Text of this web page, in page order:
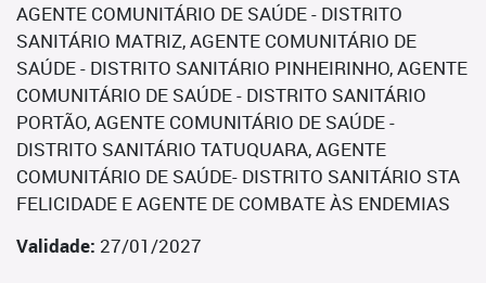
AGENTE COMUNITÁRIO DE SAÚDE - DISTRITO
SANITÁRIO MATRIZ, AGENTE COMUNITÁRIO DE
SAÚDE - DISTRITO SANITÁRIO PINHEIRINHO, AGENTE
COMUNITÁRIO DE SAÚDE - DISTRITO SANITÁRIO
PORTÃO, AGENTE COMUNITÁRIO DE SAÚDE -
DISTRITO SANITÁRIO TATUQUARA, AGENTE
COMUNITÁRIO DE SAÚDE- DISTRITO SANITÁRIO STA
FELICIDADE E AGENTE DE COMBATE ÀS ENDEMIAS
Validade: 27/01/2027